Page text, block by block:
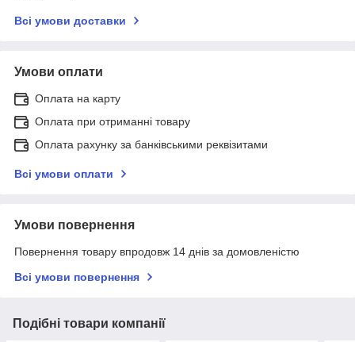
Всі умови доставки
Умови оплати
Оплата на карту
Оплата при отриманні товару
Оплата рахунку за банківськими реквізитами
Всі умови оплати
Умови повернення
Повернення товару впродовж 14 днів за домовленістю
Всі умови повернення
Подібні товари компанії